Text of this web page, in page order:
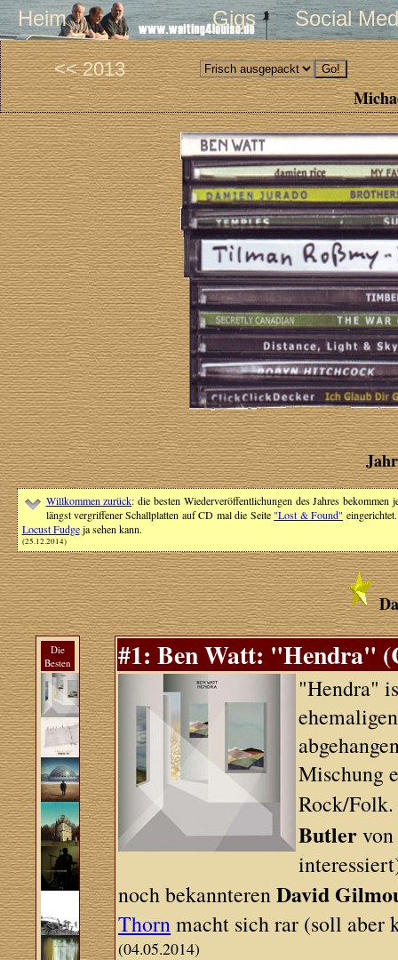
Heim Gigs Social
<< 2013
Willkommen zurück: die besten Wiederveröffentlichungen des Jahres
längst vergriffener Schallplatten auf CD mal die Seite "Lost & Found"
Locust Fudgeja sehen kann.
(25.12.2014)
Die
Besten
#1: Ben Watt: "Hendra"
"Hendra"
Mischung
Rock/
Butler
noch bekannterenDavid
Thornmacht sich rar (soll aber
(04.05.2014)